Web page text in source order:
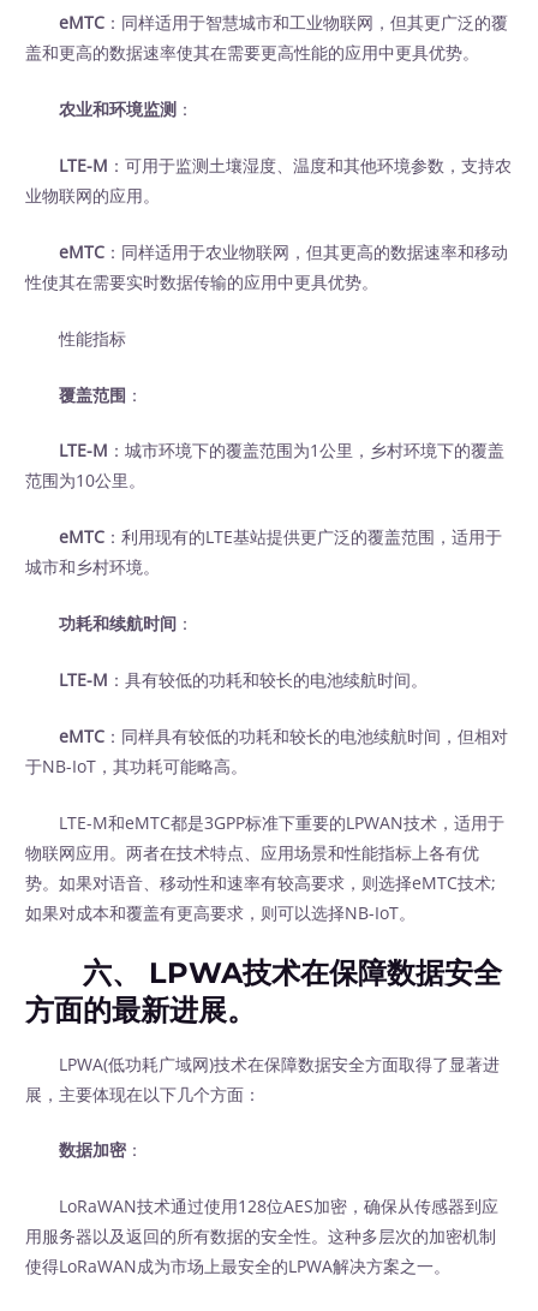
eMTC ：同样适用于智慧城市和工业物联网，但其更广泛的覆
盖和更高的数据速率使其在需要更高性能的应用中更具优势。
农业和环境监测 ：
LTE-M ：可用于监测土壤湿度、温度和其他环境参数，支持农
业物联网的应用。
eMTC ：同样适用于农业物联网，但其更高的数据速率和移动
性使其在需要实时数据传输的应用中更具优势。
性能指标
覆盖范围 ：
LTE-M ：城市环境下的覆盖范围为1公里，乡村环境下的覆盖
范围为10公里。
eMTC ：利用现有的LTE基站提供更广泛的覆盖范围，适用于
城市和乡村环境。
功耗和续航时间 ：
LTE-M ：具有较低的功耗和较长的电池续航时间。
eMTC ：同样具有较低的功耗和较长的电池续航时间，但相对
于NB-IoT，其功耗可能略高。
LTE-M和eMTC都是3GPP标准下重要的LPWAN技术，适用于
物联网应用。两者在技术特点、应用场景和性能指标上各有优
势。如果对语音、移动性和速率有较高要求，则选择eMTC技术;
如果对成本和覆盖有更高要求，则可以选择NB-IoT。
六、 LPWA技术在保障数据安全
方面的最新进展。
LPWA(低功耗广域网)技术在保障数据安全方面取得了显著进
展，主要体现在以下几个方面：
数据加密 ：
LoRaWAN技术通过使用128位AES加密，确保从传感器到应
用服务器以及返回的所有数据的安全性。这种多层次的加密机制
使得LoRaWAN成为市场上最安全的LPWA解决方案之一。